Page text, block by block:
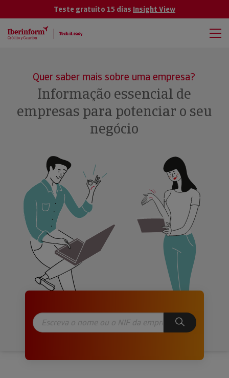
Teste gratuito 15 dias Insight View
Quer saber mais sobre uma empresa?
Informação essencial de
empresas para potenciar o seu
negócio